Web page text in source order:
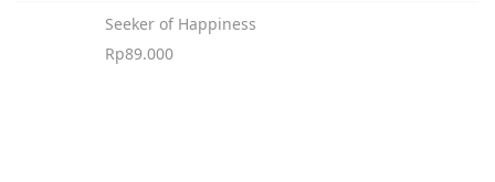
Seeker of Happiness
Rp89.000